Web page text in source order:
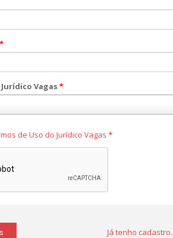
*
Vagas*
de Uso do Jurídico Vagas *
Já tenho